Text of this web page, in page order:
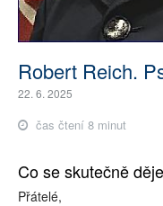
Robert Reich.
22. 6. 2025
čas čtení 8 minut
Co se skutečně děje
Přátelé,